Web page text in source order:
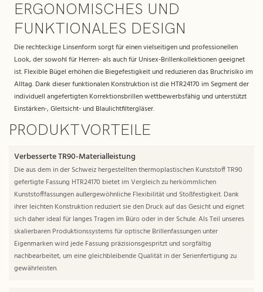
ERGONOMISCHES UND
FUNKTIONALES DESIGN
Die rechteckige Linsenform sorgt für einen vielseitigen und professionellen
Look, der sowohl für Herren- als auch für Unisex-Brillenkollektionen geeignet
ist. Flexible Bügel erhöhen die Biegefestigkeit und reduzieren das Bruchrisiko im
Alltag. Dank dieser funktionalen Konstruktion ist die HTR24170 im Segment der
individuell angefertigten Korrektionsbrillen wettbewerbsfähig und unterstützt
Einstärken-, Gleitsicht- und Blaulichtfiltergläser.
PRODUKTVORTEILE
Verbesserte TR90-Materialleistung
Die aus dem in der Schweiz hergestellten thermoplastischen Kunststoff TR90
gefertigte Fassung HTR24170 bietet im Vergleich zu herkömmlichen
Kunststofffassungen außergewöhnliche Flexibilität und Stoßfestigkeit. Dank
ihrer leichten Konstruktion reduziert sie den Druck auf das Gesicht und eignet
sich daher ideal für langes Tragen im Büro oder in der Schule. Als Teil unseres
skalierbaren Produktionssystems für optische Brillenfassungen unter
Eigenmarken wird jede Fassung präzisionsgespritzt und sorgfältig
nachbearbeitet, um eine gleichbleibende Qualität in der Serienfertigung zu
gewährleisten.